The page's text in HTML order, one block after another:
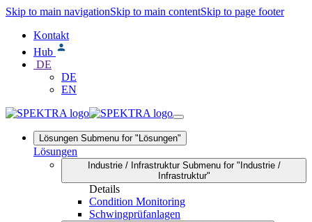
Skip to main navigationSkip to main contentSkip to page footer
Kontakt
Hub
DE
DE
EN
Lösungen Submenu for "Lösungen"
Lösungen
Industrie / Infrastruktur Submenu for "Industrie /
Infrastruktur"
Details
Condition Monitoring
Schwingprüfanlagen